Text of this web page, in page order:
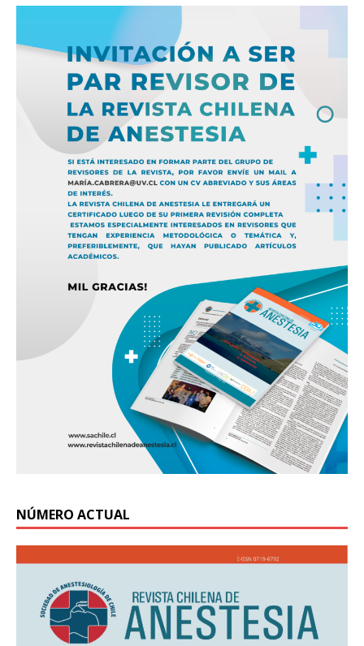
NÚMERO ACTUAL